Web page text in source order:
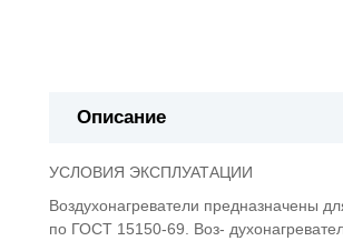
Описание
УСЛОВИЯ ЭКСПЛУАТАЦИИ
Воздухонагреватели предназначены
по ГОСТ 15150-69. Воз-